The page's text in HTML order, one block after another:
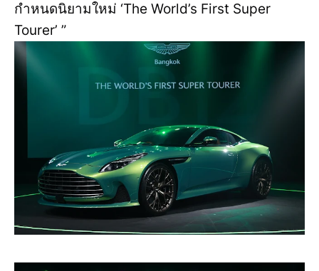
กำหนดนิยามใหม่ ‘The World’s First Super
Tourer’ ”